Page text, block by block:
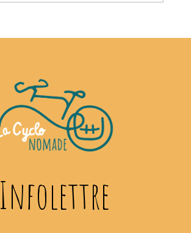
Infolettre